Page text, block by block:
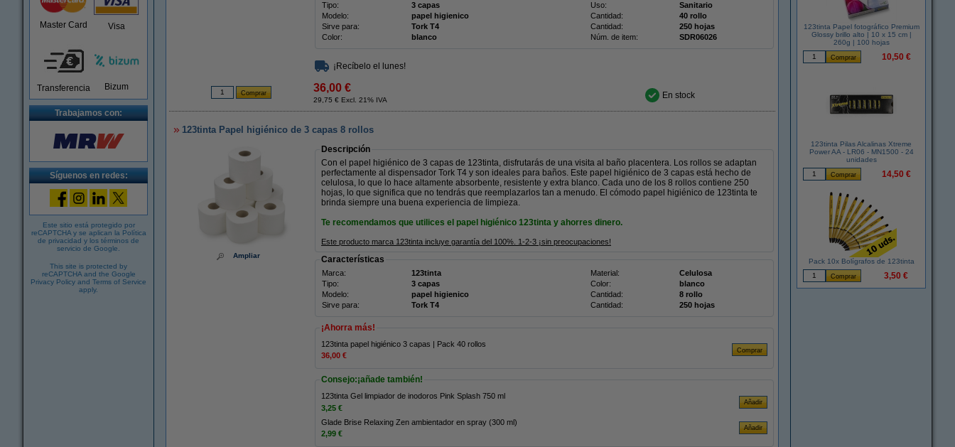
Master Card Visa
Transferencia Bizum
Trabajamos con:
Síguenos en redes:
Este sitio está protegido por
reCAPTCHA y se aplican la Política
de privacidad y los términos de
servicio de Google
This site is protected by
reCAPTCHA and the Google
Privacy Policy and Terms of Service
apply.
Tipo:
3 capas Uso:
Sanitario
Modelo:
papel higienico Cantidad:
40 rollo
Sirve para:
Tork T4 Cantidad:
250 hojas
Color:
blanco Núm. de item: SDR06026
¡Recíbelo el lunes!
36,00 €
29,75 € Excl. 21% IVA En stock
123tinta Papel higiénico de 3 capas 8 rollos
Ampliar
Descripción
Con el papel higiénico de 3 capas de 123tinta, disfrutarás de una visita al baño placentera. Los rollos se adaptan
perfectamente al dispensador Tork T4 y son ideales para baños. Este papel higiénico de 3 capas está hecho de
celulosa, lo que lo hace altamente absorbente, resistente y extra blanco. Cada uno de los 8 rollos contiene 250
hojas, lo que significa que no tendrás que reemplazarlos tan a menudo. El cómodo papel higiénico de 123tinta te
brinda siempre una buena experiencia de limpieza.
Te recomendamos que utilices el papel higiénico 123tinta y ahorres dinero.
Este producto marca 123tinta incluye garantía del 100%. 1-2-3 ¡sin preocupaciones!
Características
Marca: 123tinta Material:
Celulosa
Tipo:
3 capas Color:
blanco
Modelo:
papel higienico Cantidad:
8 rollo
Sirve para:
Tork T4 Cantidad: 250 hojas
¡Ahorra más!
123tinta papel higiénico 3 capas | Pack 40 rollos
36,00 €
Consejo:¡añade también!
123tinta Gel limpiador de inodoros Pink Splash 750 ml
3,25 €
Glade Brise Relaxing Zen ambientador en spray (300 ml)
2,99 €
123tinta Papel fotográfico Premium
Glossy brillo alto | 10 x 15 cm |
260g | 100 hojas
10,50 €
123tinta Pilas Alcalinas Xtreme
Power AA - LR06 - MN1500 - 24
unidades
14,50 €
Pack 10x Bolígrafos de 123tinta
3,50 €